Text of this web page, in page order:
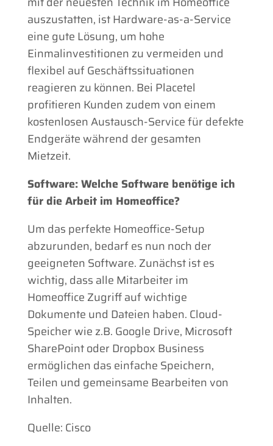
auszustatten, ist Hardware-as-a-Service
eine gute Lösung, um hohe
Einmalinvestitionen zu vermeiden und
flexibel auf Geschäftssituationen
reagieren zu können. Bei Placetel
profitieren Kunden zudem von einem
kostenlosen Austausch-Service für defekte
Endgeräte während der gesamten
Mietzeit.
Software: Welche Software benötige ich
für die Arbeit im Homeoffice?
Um das perfekte Homeoffice-Setup
abzurunden, bedarf es nun noch der
geeigneten Software. Zunächst ist es
wichtig, dass alle Mitarbeiter im
Homeoffice Zugriff auf wichtige
Dokumente und Dateien haben. Cloud-
Speicher wie z.B. Google Drive, Microsoft
SharePoint oder Dropbox Business
ermöglichen das einfache Speichern,
Teilen und gemeinsame Bearbeiten von
Inhalten.
Quelle: Cisco